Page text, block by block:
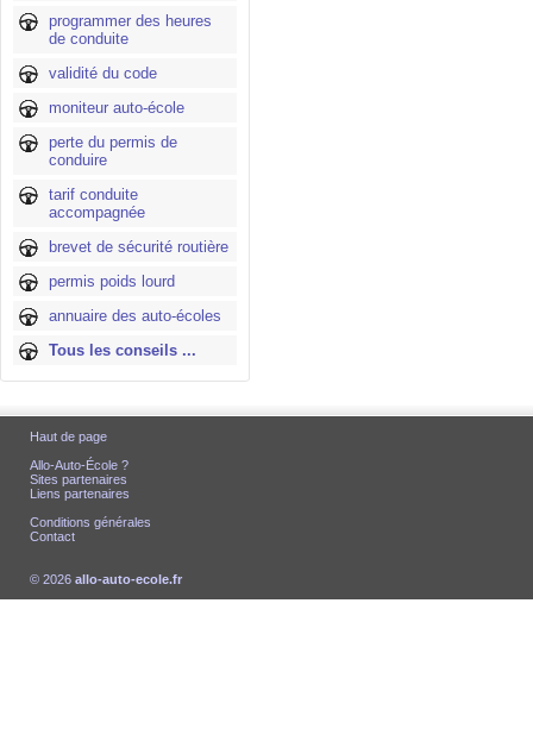
programmer des heures
de conduite
validité du code
moniteur auto-école
perte du permis de
conduire
tarif conduite
accompagnée
brevet de sécurité routière
permis poids lourd
annuaire des auto-écoles
Tous les conseils ...
Haut de page
Allo-Auto-École ?
Sites partenaires
Liens partenaires
Conditions générales
Contact
© 2026 allo-auto-ecole.fr